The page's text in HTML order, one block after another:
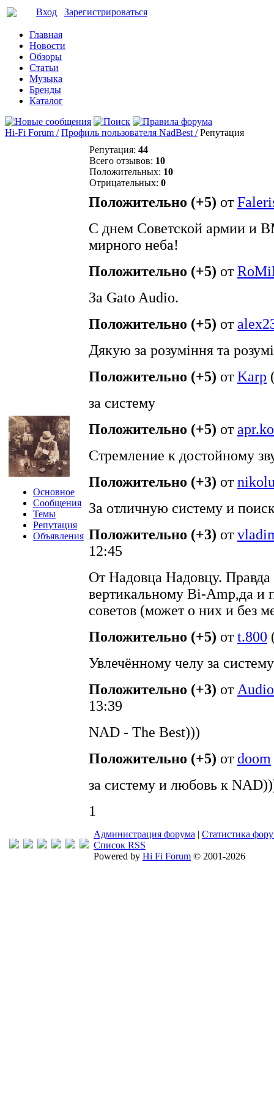
Вход Зарегистрироваться
Главная
Новости
Обзоры
Статьи
Музыка
Бренды
Каталог
Hi-Fi Forum / Профиль пользователя NadBest / Репутация
Основное
Сообщения
Темы
Репутация
Объявления
Репутация: 44
Всего отзывов: 10
Положительных: 10
Отрицательных: 0
Положительно (+5) от
С днем Советской армии и
мирного неба!
Положительно (+5) от
За Gato Audio.
Положительно (+5) от
Дякую за розуміння та
Положительно (+5) отKarp
за систему
Положительно (+5) от
Стремление к достойному
Положительно (+3) от
За отличную систему и
Положительно (+3) от
12:45
От Надовца Надовцу.
вертикальному Bi-Amp,да и
советов (может о них и без
Положительно (+5) отt.800
Увлечённому челу за
Положительно (+3) от
13:39
NAD - The Best)))
Положительно (+5) отdoom
за систему и любовь к
1
Администрация форума | Статистика
Список RSS
Powered by Hi Fi Forum © 2001-2026